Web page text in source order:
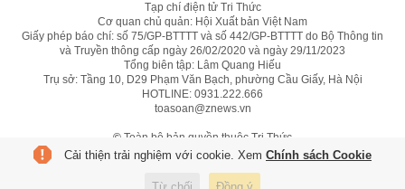
Tạp chí điện tử Tri Thức
Cơ quan chủ quản: Hội Xuất bản Việt Nam
Giấy phép báo chí: số 75/GP-BTTTT và số 442/GP-BTTTT do Bộ Thông tin
và Truyền thông cấp ngày 26/02/2020 và ngày 29/11/2023
Tổng biên tập: Lâm Quang Hiếu
Trụ sở: Tầng 10, D29 Phạm Văn Bạch, phường Cầu Giấy, Hà Nội
HOTLINE: 0931.222.666
toasoan@znews.vn
© Toàn bộ bản quyền thuộc Tri Thức
Cải thiện trải nghiệm với cookie. Xem Chính sách Cookie